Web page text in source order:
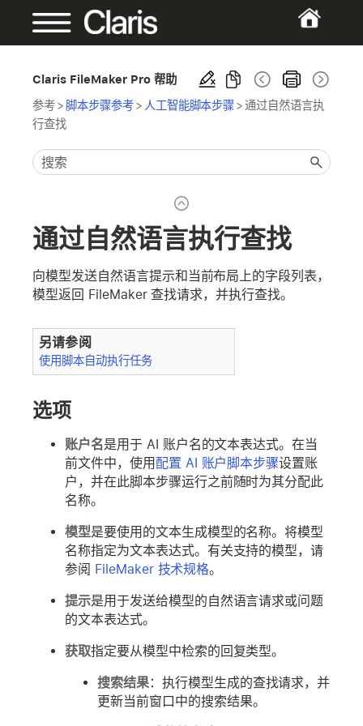
Claris FileMaker Pro 帮助
参考> 脚本步骤参考> 人工智能脚本步骤>通过自然语言执
行查找
通过自然语言执行查找
向模型发送自然语言提示和当前布局上的字段列表，
模型返回 FileMaker 查找请求，并执行查找。
另请参阅
使用脚本自动执行任务
选项
账户名是用于 AI 账户名的文本表达式。在当
前文件中，使用 配置 AI 账户脚本步骤设置账
户，并在此脚本步骤运行之前随时为其分配此
名称。
模型是要使用的文本生成模型的名称。将模型
名称指定为文本表达式。有关支持的模型，请
参阅 FileMaker 技术规格。
提示是用于发送给模型的自然语言请求或问题
的文本表达式。
获取指定要从模型中检索的回复类型。
搜索结果：执行模型生成的查找请求，并
更新当前窗口中的搜索结果。